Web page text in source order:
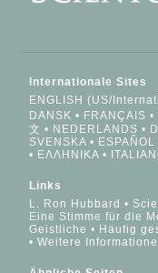
Internationale Sites
ENGLISH (US/
DANSK
FRANÇAIS
文
NEDERLANDS
SVENSKA
ΕΛΛΗΝΙΚA
Links
L. Ron Hubbard
Eine Stimme für die
Geistliche
Häufig
Weitere